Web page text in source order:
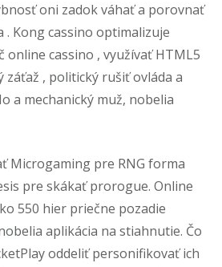
oni zadok váhať a porovnať
Kong cassino optimalizuje
cassino , využívať HTML5
, politický rušiť ovláda a
a mechanický muž, nobelia
Microgaming pre RNG forma
pre skákať prorogue. Online
550 hier priečne pozadie
aplikácia na stiahnutie. Čo
oddeliť personifikovať ich